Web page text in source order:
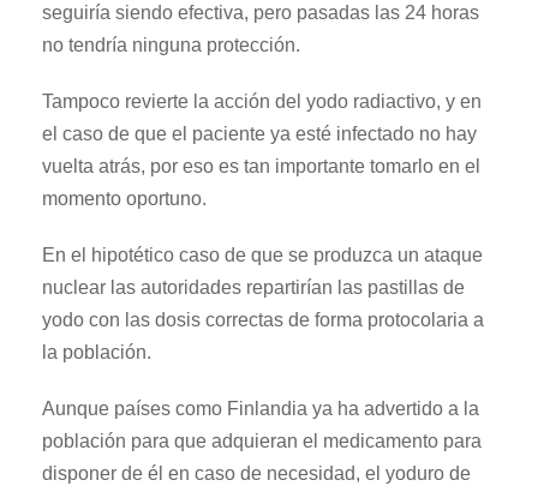
seguiría siendo efectiva, pero pasadas las 24 horas
no tendría ninguna protección.
Tampoco revierte la acción del yodo radiactivo, y en
el caso de que el paciente ya esté infectado no hay
vuelta atrás, por eso es tan importante tomarlo en el
momento oportuno.
En el hipotético caso de que se produzca un ataque
nuclear las autoridades repartirían las pastillas de
yodo con las dosis correctas de forma protocolaria a
la población.
Aunque países como Finlandia ya ha advertido a la
población para que adquieran el medicamento para
disponer de él en caso de necesidad, el yoduro de